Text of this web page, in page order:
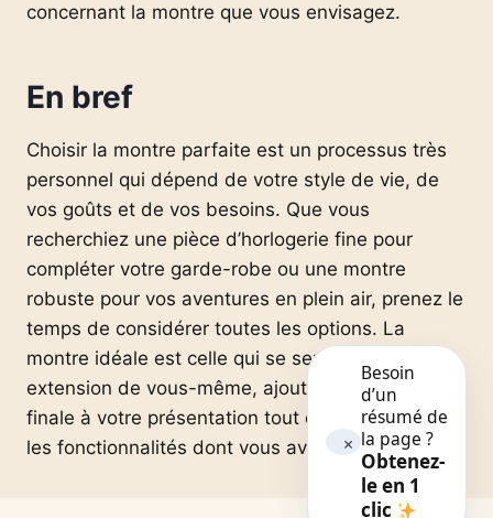
concernant la montre que vous envisagez.
En bref
Choisir la montre parfaite est un processus très
personnel qui dépend de votre style de vie, de
vos goûts et de vos besoins. Que vous
recherchiez une pièce d’horlogerie fine pour
compléter votre garde-robe ou une montre
robuste pour vos aventures en plein air, prenez le
temps de considérer toutes les options. La
montre idéale est celle qui se sent comme une
extension de vous-même, ajoutant une touche
finale à votre présentation tout en vous offrant
les fonctionnalités dont vous avez besoin.
×
Besoin
d’un
résumé de
la page ?
Obtenez-
le en 1
clic